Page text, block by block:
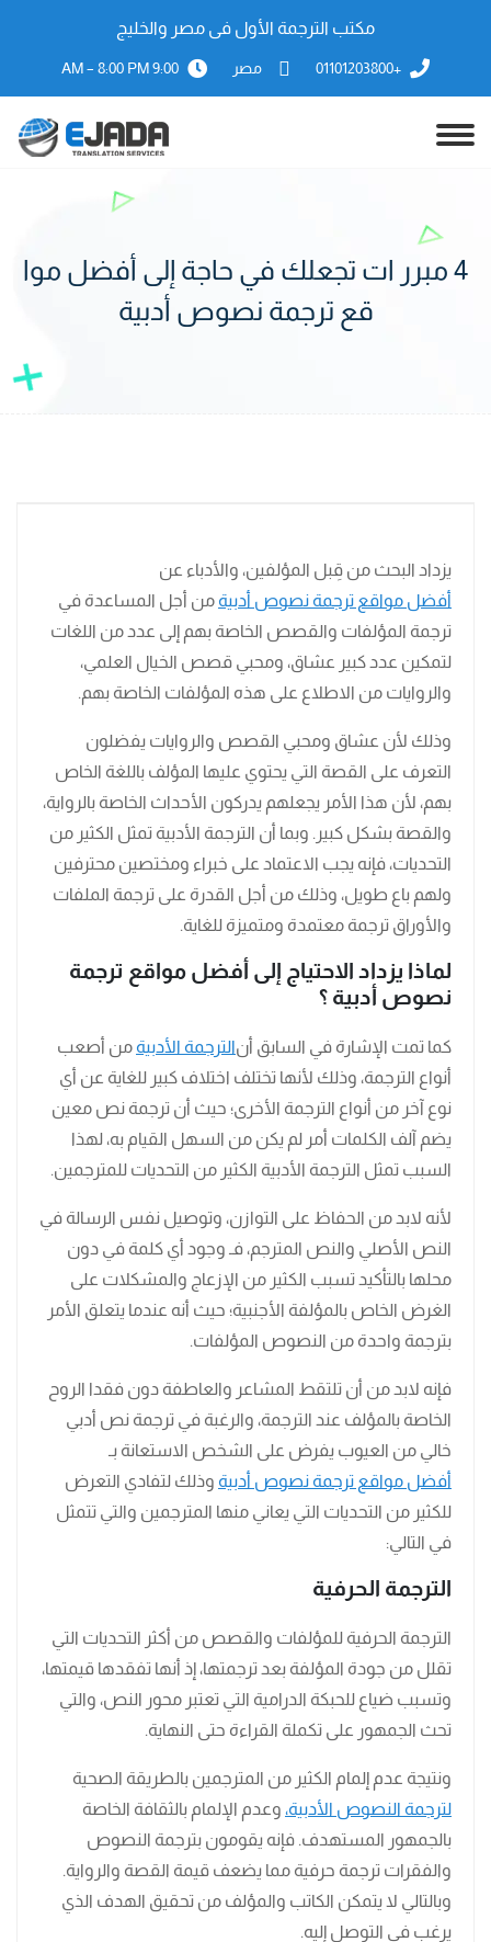
مكتب الترجمة الأول فى مصر والخليج
+01101203800 مصر 9:00 AM – 8:00 PM
4 مبرر ات تجعلك في حاجة إلى أفضل موا
قع ترجمة نصوص أدبية
يزداد البحث من قِبل المؤلفين، والأدباء عن
أفضل مواقع ترجمة نصوص أدبية من أجل المساعدة في
ترجمة المؤلفات والقصص الخاصة بهم إلى عدد من اللغات
لتمكين عدد كبير عشاق، ومحبي قصص الخيال العلمي،
والروايات من الاطلاع على هذه المؤلفات الخاصة بهم.
وذلك لأن عشاق ومحبي القصص والروايات يفضلون
التعرف على القصة التي يحتوي عليها المؤلف باللغة الخاص
بهم، لأن هذا الأمر يجعلهم يدركون الأحداث الخاصة بالرواية،
والقصة بشكل كبير. وبما أن الترجمة الأدبية تمثل الكثير من
التحديات، فإنه يجب الاعتماد على خبراء ومختصين محترفين
ولهم باع طويل، وذلك من أجل القدرة على ترجمة الملفات
والأوراق ترجمة معتمدة ومتميزة للغاية.
لماذا يزداد الاحتياج إلى أفضل مواقع ترجمة
نصوص أدبية ؟
كما تمت الإشارة في السابق أنالترجمة الأدبية من أصعب
أنواع الترجمة، وذلك لأنها تختلف اختلاف كبير للغاية عن أي
نوع آخر من أنواع الترجمة الأخرى؛ حيث أن ترجمة نص معين
يضم آلف الكلمات أمر لم يكن من السهل القيام به، لهذا
السبب تمثل الترجمة الأدبية الكثير من التحديات للمترجمين.
لأنه لابد من الحفاظ على التوازن، وتوصيل نفس الرسالة في
النص الأصلي والنص المترجم، فـ وجود أي كلمة في دون
محلها بالتأكيد تسبب الكثير من الإزعاج والمشكلات على
الغرض الخاص بالمؤلفة الأجنبية؛ حيث أنه عندما يتعلق الأمر
بترجمة واحدة من النصوص المؤلفات.
فإنه لابد من أن تلتقط المشاعر والعاطفة دون فقدا الروح
الخاصة بالمؤلف عند الترجمة، والرغبة في ترجمة نص أدبي
خالي من العيوب يفرض على الشخص الاستعانة بـ
أفضل مواقع ترجمة نصوص أدبية وذلك لتفادي التعرض
للكثير من التحديات التي يعاني منها المترجمين والتي تتمثل
في التالي:
الترجمة الحرفية
الترجمة الحرفية للمؤلفات والقصص من أكثر التحديات التي
تقلل من جودة المؤلفة بعد ترجمتها، إذ أنها تفقدها قيمتها،
وتسبب ضياع للحبكة الدرامية التي تعتبر محور النص، والتي
تحث الجمهور على تكملة القراءة حتى النهاية.
ونتيجة عدم إلمام الكثير من المترجمين بالطريقة الصحية
لترجمة النصوص الأدبية، وعدم الإلمام بالثقافة الخاصة
بالجمهور المستهدف. فإنه يقومون بترجمة النصوص
والفقرات ترجمة حرفية مما يضعف قيمة القصة والرواية.
وبالتالي لا يتمكن الكاتب والمؤلف من تحقيق الهدف الذي
يرغب في التوصل إليه.